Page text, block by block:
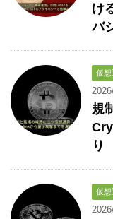
け
バ
仮想
規
り
仮想